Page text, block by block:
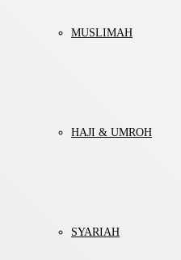
MUSLIMAH
HAJI & UMROH
SYARIAH